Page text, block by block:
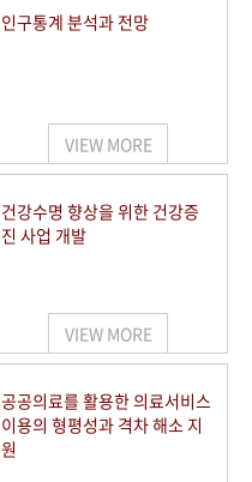
인구통계 분석과 전망
VIEW MORE
건강수명 향상을 위한 건강증
진 사업 개발
VIEW MORE
공공의료를 활용한 의료서비스
이용의 형평성과 격차 해소 지
원